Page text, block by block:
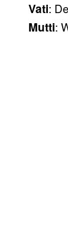
Vati:
Mutti: